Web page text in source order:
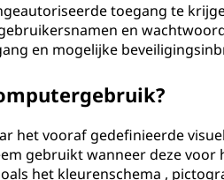
toegang te
en
en mogelijke
het vooraf gedefinieerde
gebruikt wanneer deze voor
het kleurenschema ,